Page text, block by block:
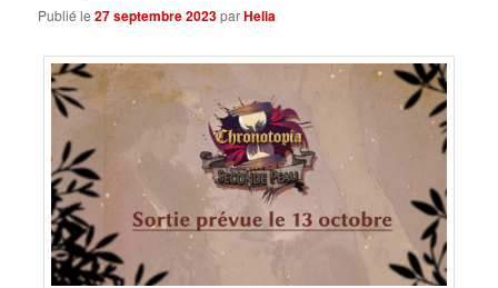
Publié le27 septembre 2023parHelia